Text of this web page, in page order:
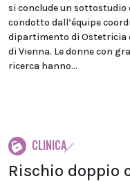
si conclude un
condotto dall’équipe
dipartimento di Ostetricia
di Vienna. Le donne con
ricerca hanno...
CLINICA
Rischio doppio